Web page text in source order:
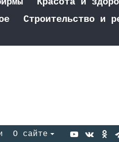
Строительство и
О сайте YouTube